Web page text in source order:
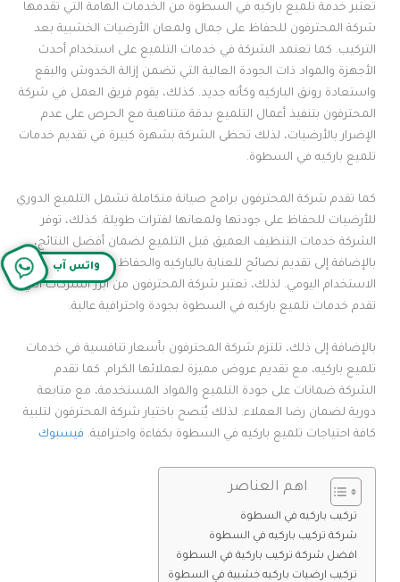
تعتبر خدمة تلميع باركيه في السطوة من الخدمات الهامة التي تقدمها
شركة المحترفون للحفاظ على جمال ولمعان الأرضيات الخشبية بعد
التركيب. كما تعتمد الشركة في خدمات التلميع على استخدام أحدث
الأجهزة والمواد ذات الجودة العالية التي تضمن إزالة الخدوش والبقع
واستعادة رونق الباركيه وكأنه جديد. كذلك، يقوم فريق العمل في شركة
المحترفون بتنفيذ أعمال التلميع بدقة متناهية مع الحرص على عدم
الإضرار بالأرضيات، لذلك تحظى الشركة بشهرة كبيرة في تقديم خدمات
تلميع باركيه في السطوة.
كما تقدم شركة المحترفون برامج صيانة متكاملة تشمل التلميع الدوري
للأرضيات للحفاظ على جودتها ولمعانها لفترات طويلة. كذلك، توفر
الشركة خدمات التنظيف العميق قبل التلميع لضمان أفضل النتائج،
بالإضافة إلى تقديم نصائح للعناية بالباركيه والحفاظ على رونقه في
الاستخدام اليومي. لذلك، تعتبر شركة المحترفون من أبرز الشركات التي
تقدم خدمات تلميع باركيه في السطوة بجودة واحترافية عالية.
بالإضافة إلى ذلك، تلتزم شركة المحترفون بأسعار تنافسية في خدمات
تلميع باركيه، مع تقديم عروض مميزة لعملائها الكرام. كما تقدم
الشركة ضمانات على جودة التلميع والمواد المستخدمة، مع متابعة
دورية لضمان رضا العملاء. لذلك يُنصح باختيار شركة المحترفون لتلبية
كافة احتياجات تلميع باركيه في السطوة بكفاءة واحترافية. فيسبوك
اهم العناصر
تركيب باركيه في السطوة
شركة تركيب باركيه في السطوة
افضل شركة تركيب باركية في السطوة
تركيب ارضيات باركيه خشبية في السطوة
واتس آب